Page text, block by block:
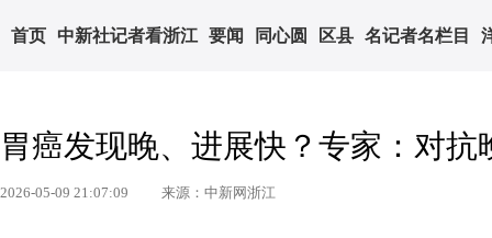
首页 中新社记者看浙江 要闻 同心圆 区县 名记者名栏目
胃癌发现晚、进展快？专家：对抗
2026-05-09 21:07:09 来源：中新网浙江